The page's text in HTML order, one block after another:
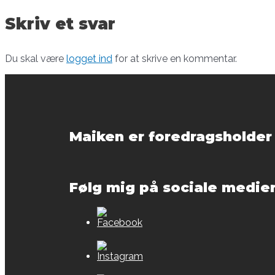
Skriv et svar
Du skal være logget ind for at skrive en kommentar.
Maiken er foredragsholder
Følg mig på sociale